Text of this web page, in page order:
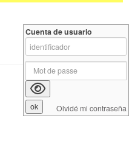
Cuenta de usuario
Olvidé mi contraseña